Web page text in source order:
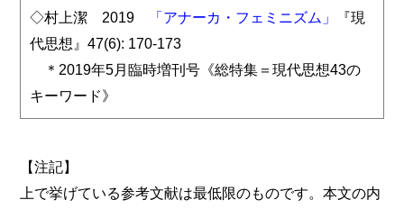
◇村上潔 2019
「アナーカ・フェミニズム」
『現
代思想』47(6): 170-173
＊2019年5月臨時増刊号《総特集＝現代思想43の
キーワード》
【注記】
上で挙げている参考文献は最低限のものです。本文の内